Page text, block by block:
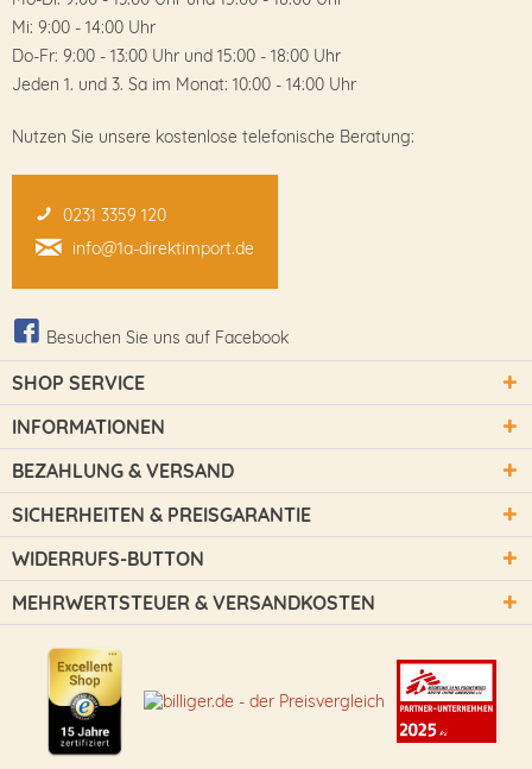
Mi: 9:00 - 14:00 Uhr
Do-Fr: 9:00 - 13:00 Uhr und 15:00 - 18:00 Uhr
Jeden 1. und 3. Sa im Monat: 10:00 - 14:00 Uhr
Nutzen Sie unsere kostenlose telefonische Beratung:
0231 3359 120
info@1a-direktimport.de
Besuchen Sie uns auf Facebook
SHOP SERVICE
INFORMATIONEN
BEZAHLUNG & VERSAND
SICHERHEITEN & PREISGARANTIE
WIDERRUFS-BUTTON
MEHRWERTSTEUER & VERSANDKOSTEN